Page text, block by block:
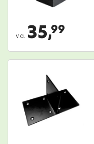
v.a. 35,99